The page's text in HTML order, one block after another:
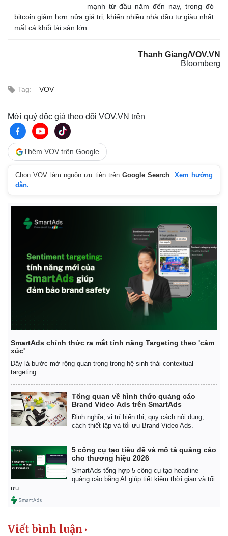
Quan sát
Cuộc sống đó đây
Hồ sơ
Ảnh
E-Magazine
Infographic
mạnh từ đầu năm đến nay, trong đó
bitcoin giảm hơn nửa giá trị, khiến nhiều nhà đầu tư giàu nhất
mất cả khối tài sản lớn.
Thanh Giang/VOV.VN
Bloomberg
Tag: VOV
Mời quý độc giả theo dõi VOV.VN trên
Thêm VOV trên Google
Chọn VOV làm nguồn ưu tiên trênGoogle Search. Xem hướng
dẫn.
SmartAds chính thức ra mắt tính năng Targeting theo 'cảm
xúc'
Đây là bước mở rộng quan trọng trong hệ sinh thái contextual
targeting.
Tổng quan về hình thức quảng cáo
Brand Video Ads trên SmartAds
Định nghĩa, vị trí hiển thị, quy cách nội dung,
cách thiết lập và tối ưu Brand Video Ads.
5 công cụ tạo tiêu đề và mô tả quảng cáo
cho thương hiệu 2026
SmartAds tổng hợp 5 công cụ tạo headline
quảng cáo bằng AI giúp tiết kiệm thời gian và tối
ưu.
Viết bình luận